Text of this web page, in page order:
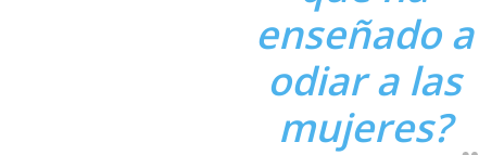
enseñado a
odiar a las
mujeres?